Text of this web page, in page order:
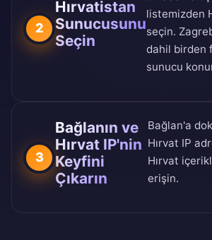
2
Hırvatistan
Sunucusunu
Seçin
listemizden
seçin.
dahil birden
sunucu
3
Bağlanın ve
Hırvat IP'nin
Keyfini
Çıkarın
Bağlan'a
Hırvat IP
Hırvat
erişin.